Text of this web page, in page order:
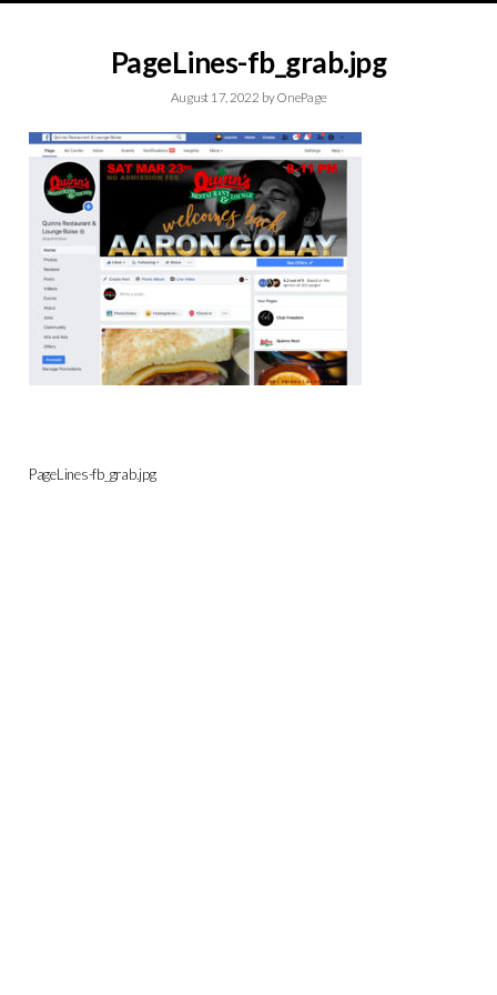
PageLines-fb_grab.jpg
August 17, 2022 byOnePage
PageLines-fb_grab.jpg